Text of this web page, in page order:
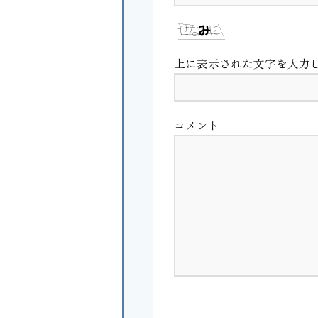
上に表示された文字を入力
コメント